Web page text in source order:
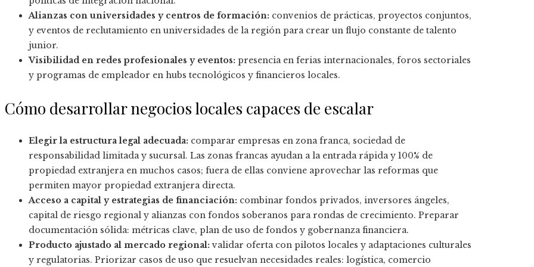
Alianzas con universidades y centros de formación: convenios de prácticas, proyectos conjuntos,
y eventos de reclutamiento en universidades de la región para crear un flujo constante de talento
junior.
Visibilidad en redes profesionales y eventos: presencia en ferias internacionales, foros sectoriales
y programas de empleador en hubs tecnológicos y financieros locales.
Cómo desarrollar negocios locales capaces de escalar
Elegir la estructura legal adecuada: comparar empresas en zona franca, sociedad de
responsabilidad limitada y sucursal. Las zonas francas ayudan a la entrada rápida y 100% de
propiedad extranjera en muchos casos; fuera de ellas conviene aprovechar las reformas que
permiten mayor propiedad extranjera directa.
Acceso a capital y estrategias de financiación: combinar fondos privados, inversores ángeles,
capital de riesgo regional y alianzas con fondos soberanos para rondas de crecimiento. Preparar
documentación sólida: métricas clave, plan de uso de fondos y gobernanza financiera.
Producto ajustado al mercado regional: validar oferta con pilotos locales y adaptaciones culturales
y regulatorias. Priorizar casos de uso que resuelvan necesidades reales: logística, comercio